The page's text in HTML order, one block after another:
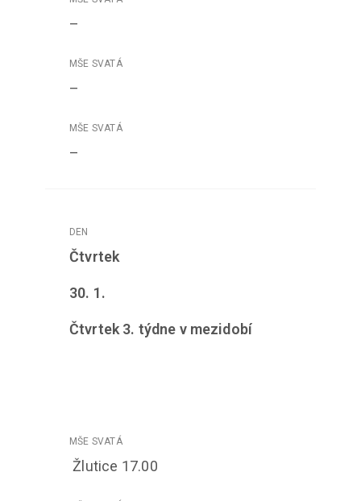
–
–
–
Čtvrtek
30. 1.
Čtvrtek 3. týdne v mezidobí
Žlutice 17.00